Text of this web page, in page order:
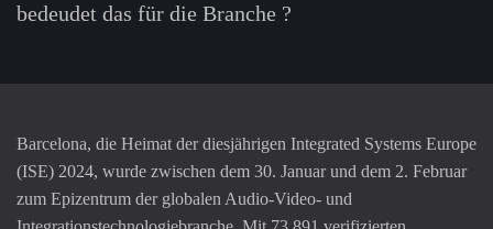
bedeudet das für die Branche ?
Barcelona, die Heimat der diesjährigen Integrated Systems Europe
(ISE) 2024, wurde zwischen dem 30. Januar und dem 2. Februar
zum Epizentrum der globalen Audio-Video- und